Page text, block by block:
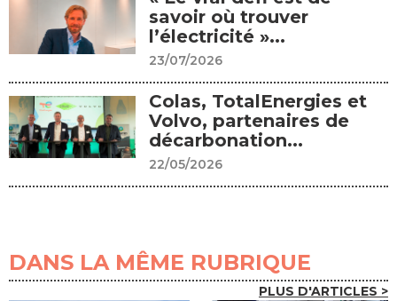
savoir où trouver
l’électricité »...
23/07/2026
Colas, TotalEnergies et
Volvo, partenaires de
décarbonation...
22/05/2026
DANS LA MÊME RUBRIQUE
PLUS D'ARTICLES >